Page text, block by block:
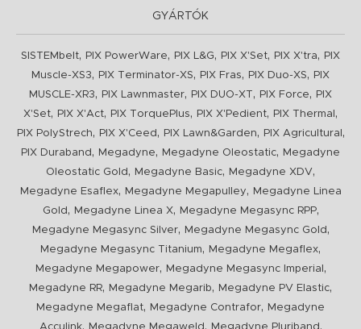
GYÁRTÓK
SISTEMbelt, PIX PowerWare, PIX L&G, PIX X'Set, PIX X'tra,
PIX
Muscle-XS3, PIX Terminator-XS, PIX Fras, PIX Duo-XS,
PIX
MUSCLE-XR3, PIX Lawnmaster, PIX DUO-XT, PIX Force,
PIX
X'Set, PIX X'Act, PIX TorquePlus, PIX X'Pedient, PIX Thermal ,
PIX PolyStrech, PIX X'Ceed , PIX Lawn&Garden, PIX Agricultural ,
PIX Duraband , Megadyne, Megadyne Oleostatic,
Megadyne
Oleostatic Gold , Megadyne Basic, Megadyne XDV,
Megadyne Esaflex, Megadyne Megapulley,
Megadyne Linea
Gold , Megadyne Linea X, Megadyne Megasync RPP,
Megadyne Megasync Silver, Megadyne Megasync Gold ,
Megadyne Megasync Titanium, Megadyne Megaflex,
Megadyne Megapower, Megadyne Megasync Imperial ,
Megadyne RR, Megadyne Megarib, Megadyne PV Elastic,
Megadyne Megaflat, Megadyne Contrafor,
Megadyne
, , ,